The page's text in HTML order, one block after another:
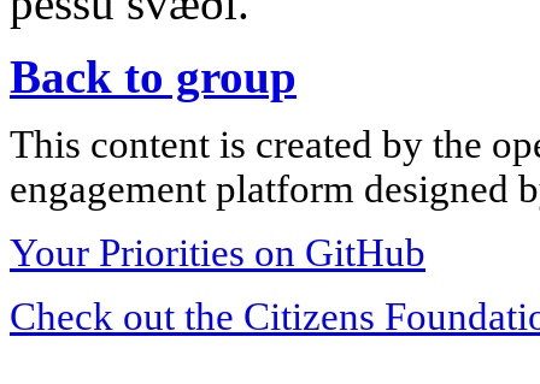
Back to group
This content is created by the
engagement platform designed
Your Priorities on GitHub
Check out the Citizens